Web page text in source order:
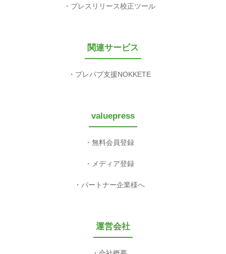
プレスリリース校正ツール
関連サービス
プレパブ支援NOKKETE
valuepress
無料会員登録
メディア登録
パートナー企業様へ
運営会社